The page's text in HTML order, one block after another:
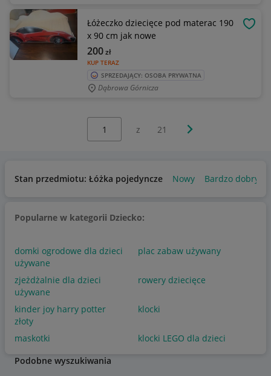
Łóżeczko dziecięce pod materac 190
x 90 cm jak nowe
KUP TERAZ
200zł
SPRZEDAJĄCY: OSOBA PRYWATNA
Dąbrowa Górnicza
z 21 Następna strona
Stan przedmiotu: Łóżka pojedyncze Nowy Bardzo dobry
Popularne w kategorii Dziecko:
domki ogrodowe dla dzieci
używane
plac zabaw używany
zjeżdżalnie dla dzieci
używane
rowery dziecięce
kinder joy harry potter
złoty
klocki
maskotki
klocki LEGO dla dzieci
Podobne wyszukiwania